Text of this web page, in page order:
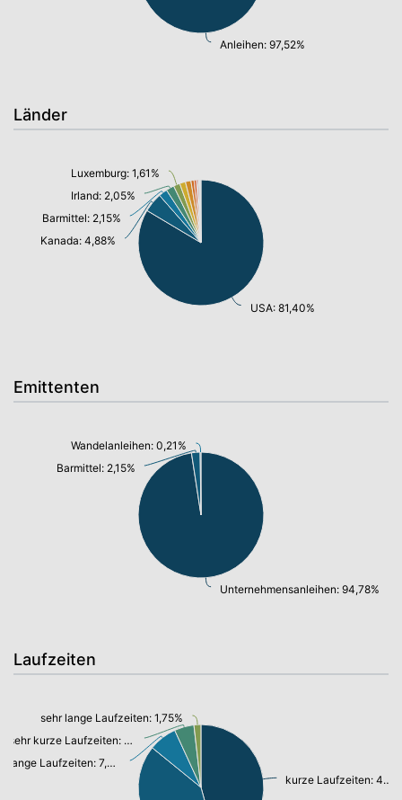
Anleihen: 97,52%
Länder
USA: 81,40%
Kanada: 4,88%
Barmittel: 2,15%
Irland: 2,05%
Luxemburg: 1,61%
Emittenten
Unternehmensanleihen: 94,78%
Barmittel: 2,15%
Wandelanleihen: 0,21%
Laufzeiten
kurze Laufzeiten: 44,44%
lange Laufzeiten: 7,07%
sehr kurze Laufzeiten: 4,92%
sehr lange Laufzeiten: 1,75%